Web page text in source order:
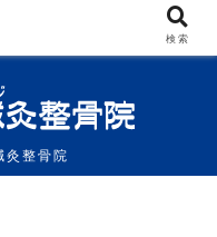
灸整骨院
検索